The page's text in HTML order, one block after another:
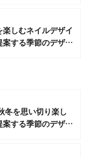
しむネイルデザイ
する季節のデザイ
冬を思い切り楽し
する季節のデザイ